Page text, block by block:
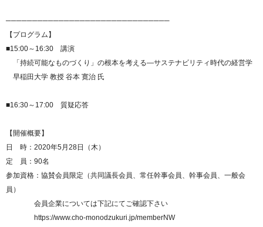
───────────────────────────────
【プログラム】
■15:00～16:30 講演
「持続可能なものづくり」の根本を考える―サステナビリティ時代の経営学
早稲田大学 教授 谷本 寛治 氏
■16:30～17:00 質疑応答
【開催概要】
日 時：2020年5月28日（木）
定 員：90名
参加資格：協賛会員限定（共同議長会員、常任幹事会員、幹事会員、一般会
員）
会員企業については下記にてご確認下さい
https://www.cho-monodzukuri.jp/memberNW